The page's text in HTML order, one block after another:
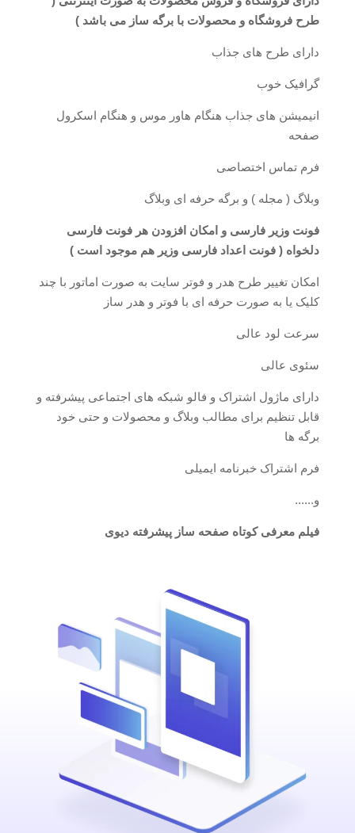
طرح فروشگاه و محصولات با برگه ساز می باشد )
دارای طرح های جذاب
گرافیک خوب
انیمیشن های جذاب هنگام هاور موس و هنگام اسکرول
صفحه
فرم تماس اختصاصی
وبلاگ ( مجله ) و برگه حرفه ای وبلاگ
فونت وزیر فارسی و امکان افزودن هر فونت فارسی
دلخواه ( فونت اعداد فارسی وزیر هم موجود است )
امکان تغییر طرح هدر و فوتر سایت به صورت اماتور با چند
کلیک یا به صورت حرفه ای با فوتر و هدر ساز
سرعت لود عالی
سئوی عالی
دارای ماژول اشتراک و فالو شبکه های اجتماعی پیشرفته و
قابل تنظیم برای مطالب وبلاگ و محصولات و حتی خود
برگه ها
فرم اشتراک خبرنامه ایمیلی
و......
فیلم معرفی کوتاه صفحه ساز پیشرفته دیوی